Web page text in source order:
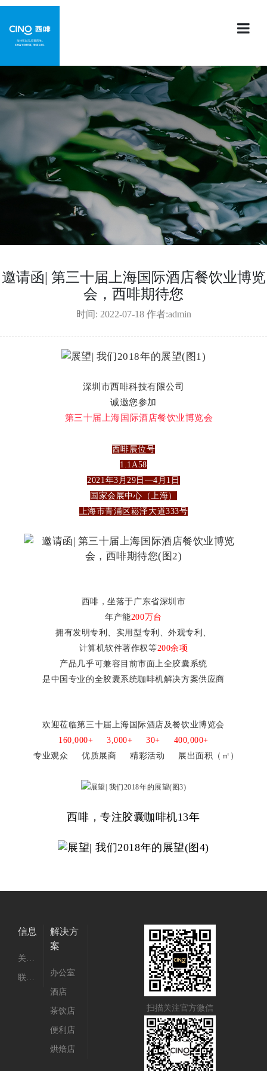
邀请函| 第三十届上海国际酒店餐饮业博览
会，西啡期待您
时间: 2022-07-18 作者:admin
深圳市西啡科技有限公司
诚邀您参加
第三十届上海国际酒店餐饮业博览会
西啡展位号
1.1A58
2021年3月29日—4月1日
国家会展中心（上海）
上海市青浦区崧泽大道333号
西啡，坐落于广东省深圳市
年产能200万台
拥有发明专利、实用型专利、外观专利、
计算机软件著作权等200余项
产品几乎可兼容目前市面上全胶囊系统
是中国专业的全胶囊系统咖啡机解决方案供应商
欢迎莅临第三十届上海国际酒店及餐饮业博览会
160,000+ 3,000+ 30+ 400,000+
专业观众 优质展商 精彩活动 展出面积（㎡）
西啡，专注胶囊咖啡机13年
扫描关注官方微信
信息
解决方
案
办公室
酒店
茶饮店
便利店
烘焙店